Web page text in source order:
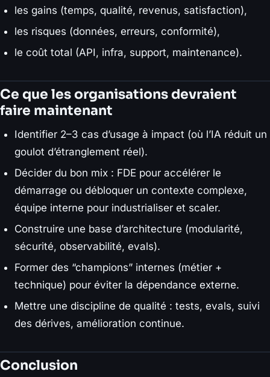
les gains (temps, qualité, revenus, satisfaction),
les risques (données, erreurs, conformité),
le coût total (API, infra, support, maintenance).
Ce que les organisations devraient
faire maintenant
Identifier 2–3 cas d’usage à impact (où l’IA réduit un
goulot d’étranglement réel).
Décider du bon mix : FDE pour accélérer le
démarrage ou débloquer un contexte complexe,
équipe interne pour industrialiser et scaler.
Construire une base d’architecture (modularité,
sécurité, observabilité, evals).
Former des “champions” internes (métier +
technique) pour éviter la dépendance externe.
Mettre une discipline de qualité : tests, evals, suivi
des dérives, amélioration continue.
Conclusion